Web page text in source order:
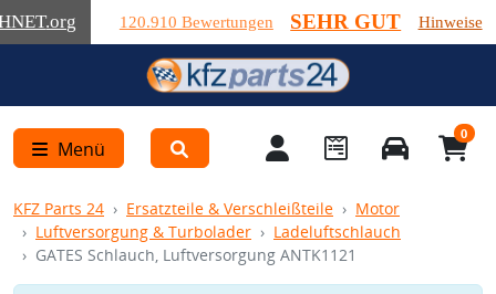
.org 120.910 Bewertungen SEHR GUT Hinweise
Menü
0
KFZ Parts 24 Ersatzteile & Verschleißteile
Motor
Luftversorgung & Turbolader
Ladeluftschlauch
GATES Schlauch, Luftversorgung ANTK1121